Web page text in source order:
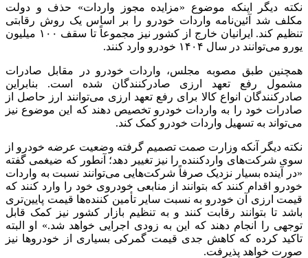
نکته دیگر اینکه موضوع «مزایده مجوز واردات» حذف و دولت
مکلف شد آئین‌نامه واردات خودرو را بر اساس یک روش رقابتی
تنظیم کند. ایرانیان خارج از کشور نیز مجموعاً تا سقف ۱۰۰ میلیون
یورو می‌توانند در سال ۱۴۰۴ خودرو وارد کنند.
همچنین طبق مصوبه مجلس، واردات خودرو در مقابل صادرات
مشمول رفع تعهد ارزی صادرکنندگان شده است. بنابراین
صادرکنندگان انواع کالا برای رفع تعهد ارزی می‌توانند ارز حاصل از
صادرات خود را به واردات خودرو تخصیص دهند که این موضوع نیز
می‌تواند به تسهیل واردات خودرو کمک کند.
نکته دیگر آنکه وزارت صمت تصمیم گرفته وضعیت عرضه خودرو از
سوی شرکت‌های واردکننده را نیز تغییر دهد؛ آنطور که ضیغمی گفته
«در آینده بسیار نزدیک صرفاً شرکت‌هایی می‌توانند نسبت به واردات
خودرو اقدام کنند که بتوانند از منابعی خودروی خود را وارد کنند که
قیمت ارزی آن خودرو به نسبت سایر تأمین کننده‌ها قیمت پایین‌تری
باشد تا بتوانند رقابت کنند و به تنظیم بازار کشور نیز کمک قابل
توجهی را انجام دهند که این به زودی اجرایی خواهد شد.» او البته
تاکید کرده که کاهش جدی قیمت گمرکی بسیاری از خودروها نیز
صورت خواهد پذیرفت.